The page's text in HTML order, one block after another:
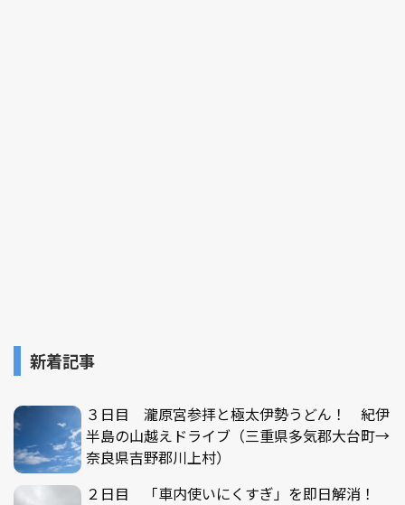
新着記事
３日目 瀧原宮参拝と極太伊勢うどん！ 紀伊
半島の山越えドライブ（三重県多気郡大台町→
奈良県吉野郡川上村）
２日目 「車内使いにくすぎ」を即日解消！